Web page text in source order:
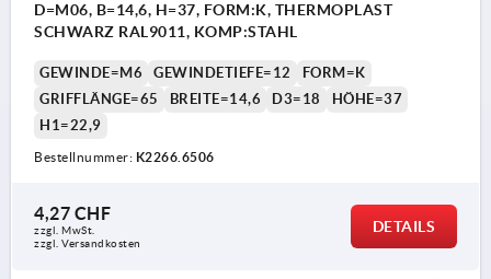
D=M06, B=14,6, H=37, FORM:K, THERMOPLAST
SCHWARZ RAL9011, KOMP:STAHL
GEWINDE=M6 GEWINDETIEFE=12
FORM=K
GRIFFLÄNGE=65
BREITE=14,6 D3=18
HÖHE=37
H1=22,9
Bestellnummer: K2266.6506
4,27 CHF
zzgl. MwSt.
zzgl. Versandkosten
DETAILS